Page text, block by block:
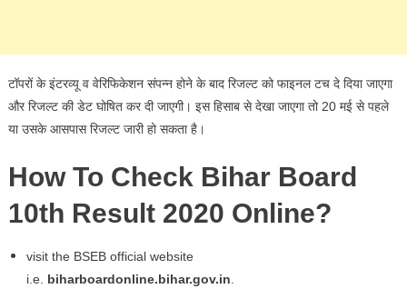
टॉपरों के इंटरव्यू व वेरिफिकेशन संपन्न होने के बाद रिजल्ट को फाइनल टच दे दिया जाएगा
और रिजल्ट की डेट घोषित कर दी जाएगी। इस हिसाब से देखा जाएगा तो 20 मई से पहले
या उसके आसपास रिजल्ट जारी हो सकता है।
How To Check Bihar Board
10th Result 2020 Online?
visit the BSEB official website
i.e. biharboardonline.bihar.gov.in